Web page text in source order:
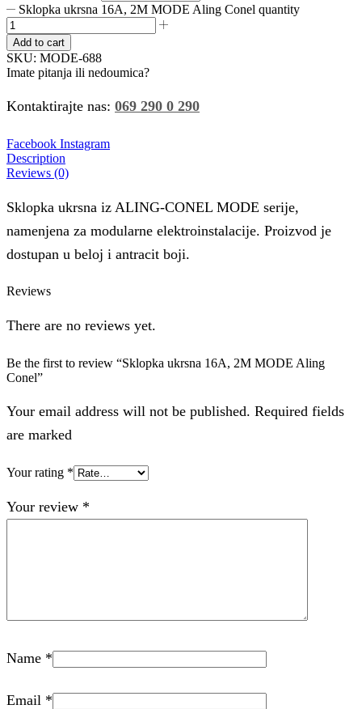
Sklopka ukrsna 16A, 2M MODE Aling Conel quantity
Add to cart
SKU: MODE-688
Imate pitanja ili nedoumica?
Kontaktirajte nas: 069 290 0 290
Facebook Instagram
Description
Reviews (0)
Sklopka ukrsna iz ALING-CONEL MODE serije,
namenjena za modularne elektroinstalacije. Proizvod je
dostupan u beloj i antracit boji.
Reviews
There are no reviews yet.
Be the first to review “Sklopka ukrsna 16A, 2M MODE Aling
Conel”
Your email address will not be published. Required fields
are marked
Your rating *
Your review *
Name *
Email *